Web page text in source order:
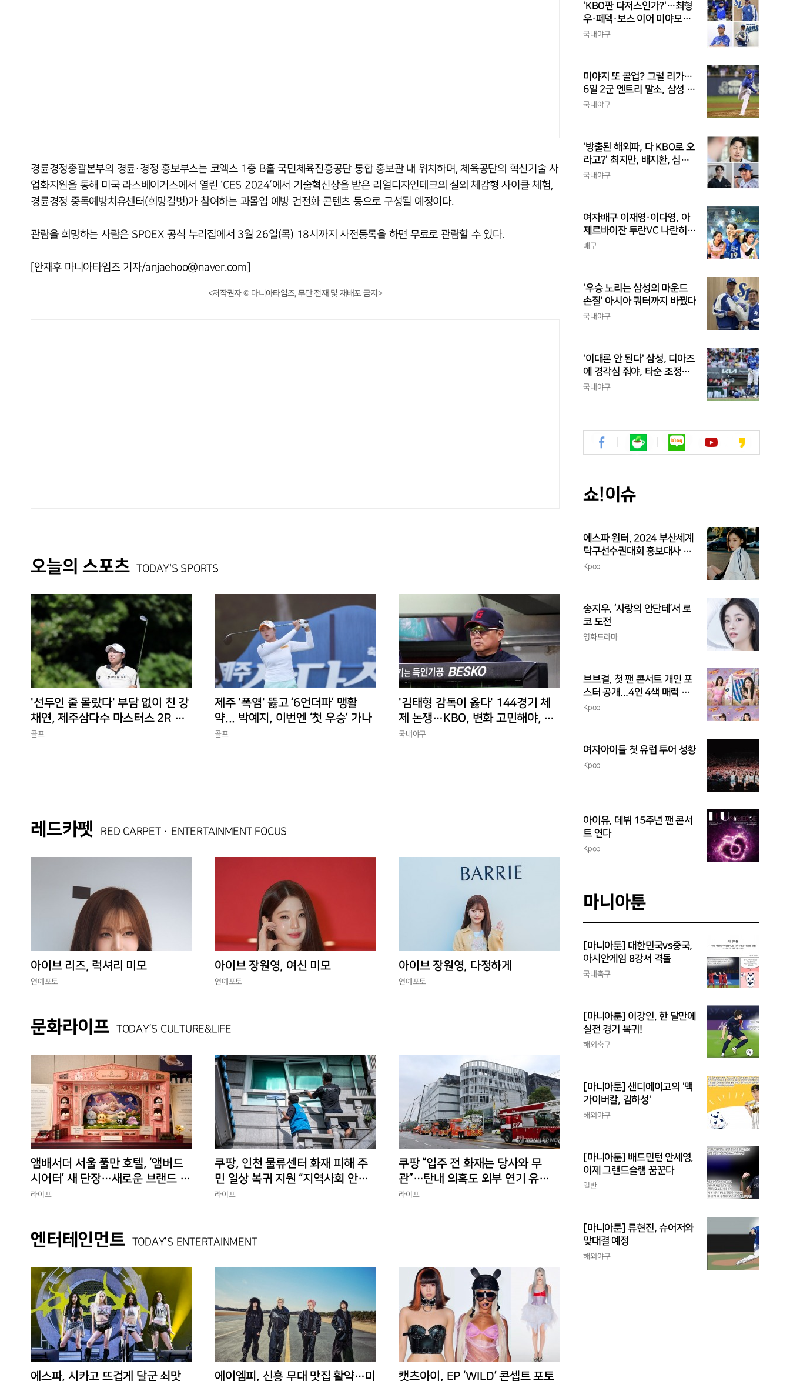
경륜경정총괄본부의 경륜·경정 홍보부스는 코엑스 1층 B홀 국민체육진흥공단 통합 홍보관 내 위치하며, 체육공단의 혁신기술 사
업화지원을 통해 미국 라스베이거스에서 열린 ‘CES 2024’에서 기술혁신상을 받은 리얼디자인테크의 실외 체감형 사이클 체험,
경륜경정 중독예방치유센터(희망길벗)가 참여하는 과몰입 예방 건전화 콘텐츠 등으로 구성될 예정이다.
관람을 희망하는 사람은 SPOEX 공식 누리집에서 3월 26일(목) 18시까지 사전등록을 하면 무료로 관람할 수 있다.
[안재후 마니아타임즈 기자/anjaehoo@naver.com]
<저작권자 © 마니아타임즈, 무단 전재 및 재배포 금지>
오늘의 스포츠 TODAY'S SPORTS
'선두인 줄 몰랐다' 부담 없이 친 강
채연, 제주삼다수 마스터스 2R 단
독 선두
골프
제주 '폭염' 뚫고 ‘6언더파’ 맹활
약... 박예지, 이번엔 ‘첫 우승’ 가나
골프
'김태형 감독이 옳다' 144경기 체
제 논쟁…KBO, 변화 고민해야, 환
경에 맞는 경기 수가 바람직
국내야구
레드카펫 RED CARPET · ENTERTAINMENT FOCUS
아이브 리즈, 럭셔리 미모
연예포토
아이브 장원영, 여신 미모
연예포토
아이브 장원영, 다정하게
연예포토
문화라이프 TODAY’S CULTURE&LIFE
앰배서더 서울 풀만 호텔, ‘앰버드
시어터’ 새 단장…새로운 브랜드 경
험 선사
라이프
쿠팡, 인천 물류센터 화재 피해 주
민 일상 복귀 지원 “지역사회 안정
에 총력”
라이프
쿠팡 “입주 전 화재는 당사와 무
관”…탄내 의혹도 외부 연기 유입
반박
라이프
엔터테인먼트 TODAY’S ENTERTAINMENT
에스파, 시카고 뜨겁게 달군 쇠맛 에이엠피, 신흥 무대 맛집 활약…미 캣츠아이, EP ‘WILD’ 콘셉트 포토
'KBO판 다저스인가?'…최형
우·페덱·보스 이어 미야모리
까지, 삼성의 '스펙 만렙' 승부
국내야구
미야지 또 콜업? 그럴 리가…
6일 2군 엔트리 말소, 삼성 새
아시아쿼터 찾았나
국내야구
'방출된 해외파, 다 KBO로 오
라고?' 최지만, 배지환, 심준
석의 엇갈린 거취와 현실
국내야구
여자배구 이재영·이다영, 아
제르바이잔 투란VC 나란히
입단
배구
'우승 노리는 삼성의 마운드
손질' 아시아 쿼터까지 바꿨다
국내야구
'이대론 안 된다' 삼성, 디아즈
에 경각심 줘야, 타순 조정으
론 해결 안 돼...벤치 대기 등
국내야구
쇼!이슈
에스파 윈터, 2024 부산세계
탁구선수권대회 홍보대사 위
촉
Kpop
송지우, ‘사랑의 안단테’서 로
코 도전
영화드라마
브브걸, 첫 팬 콘서트 개인 포
스터 공개...4인 4색 매력 발
산
Kpop
여자아이들 첫 유럽 투어 성황
Kpop
아이유, 데뷔 15주년 팬 콘서
트 연다
Kpop
마니아툰
[마니아툰] 대한민국vs중국,
아시안게임 8강서 격돌
국내축구
[마니아툰] 이강인, 한 달만에
실전 경기 복귀!
해외축구
[마니아툰] 샌디에이고의 '맥
가이버칼, 김하성'
해외야구
[마니아툰] 배드민턴 안세영,
이제 그랜드슬램 꿈꾼다
일반
[마니아툰] 류현진, 슈어저와
맞대결 예정
해외야구